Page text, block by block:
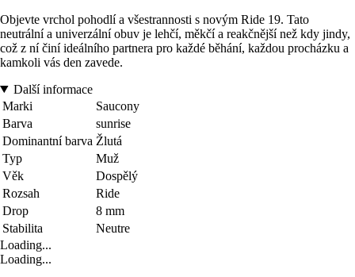
Objevte vrchol pohodlí a všestrannosti s novým Ride 19. Tato
neutrální a univerzální obuv je lehčí, měkčí a reakčnější než kdy jindy,
což z ní činí ideálního partnera pro každé běhání, každou procházku a
kamkoli vás den zavede.
Další informace
Marki
Saucony
Barva
sunrise
Dominantní barva Žlutá
Typ
Muž
Věk
Dospělý
Rozsah
Ride
Drop
8 mm
Stabilita
Neutre
Loading...
Loading...